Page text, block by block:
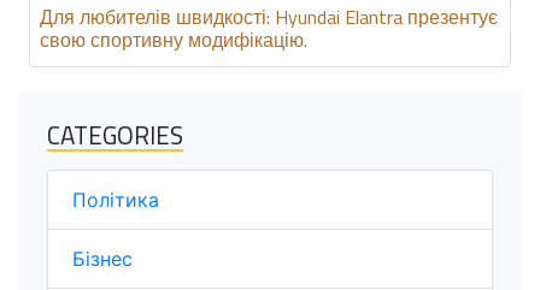
Для любителів швидкості: Hyundai Elantra презентує
свою спортивну модифікацію.
CATEGORIES
Політика
Бізнес